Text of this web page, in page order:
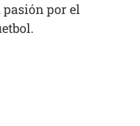
pasión por el